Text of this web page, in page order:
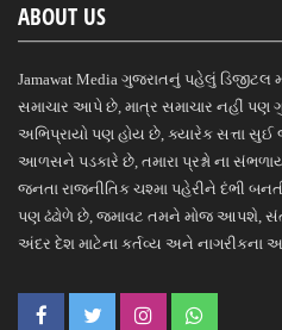
ABOUT US
Jamawat Media ગુજરાતનું પહેલું ડિજીટલ
સમાચાર આપે છે, માત્ર સમાચાર નહીં પણ
અભિપ્રાયો પણ હોય છે, ક્યારેક સત્તા સુઈ
આળસને પડકારે છે, તમારા પ્રશ્નો ના
જનતા રાજનીતિક ચશ્મા પહેરીને દંભી
પણ ઢંઢોળે છે, જમાવટ તમને મોજ આપશે,
અંદર દેશ માટેના કર્તવ્ય અને નાગરીકના